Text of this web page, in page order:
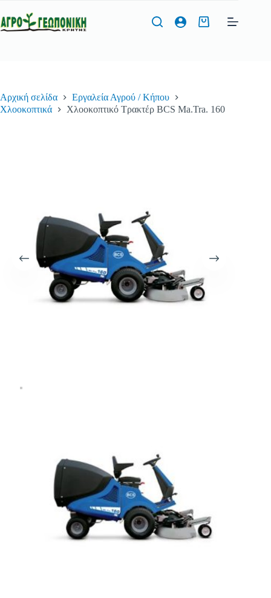
στο
περιεχόμενο
Όνομα*
Διεύθυνση Email*
Επιλέξτε την εταιρεία που επιθυμείτε
Καλάθι
Αρχική σελίδα
Εργαλεία Αγρού / Κήπου
Χλοοκοπτικά
Χλοοκοπτικό Τρακτέρ BCS Ma.Tra. 160